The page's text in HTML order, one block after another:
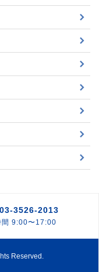
3526-2013
間 9:00〜17:00
Reserved.